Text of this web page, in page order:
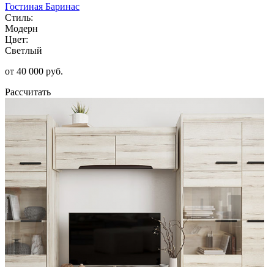
Гостиная Баринас
Стиль:
Модерн
Цвет:
Светлый
от 40 000 руб.
Рассчитать